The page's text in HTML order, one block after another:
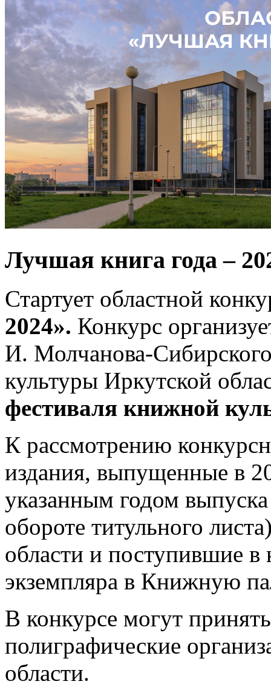
Лучшая книга года –
Стартует областной
2024». Конкурс
И. Молчанова-
культуры Иркутской
фестиваля книжной
К рассмотрению
издания, выпущенные в
указанным годом
обороте титульного
области и поступившие в
экземпляра в Книжную
В конкурсе могут
полиграфические
области.